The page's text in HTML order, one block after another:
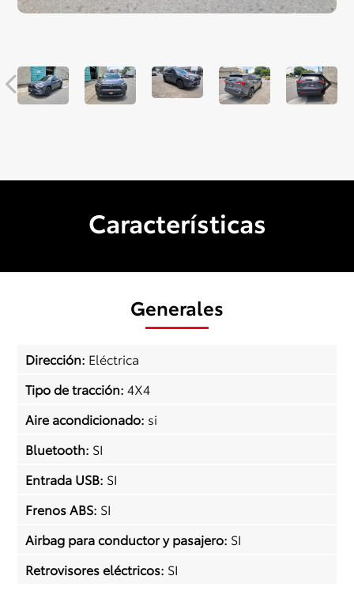
Características
Generales
Dirección: Eléctrica
Tipo de tracción:4X4
Aire acondicionado: si
Bluetooth: SI
Entrada USB: SI
Frenos ABS: SI
Airbag para conductor y pasajero: SI
Retrovisores eléctricos: SI